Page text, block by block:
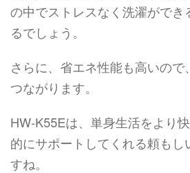
の中でストレスなく洗濯がで
るでしょう。
さらに、省エネ性能も高いので
つながります。
HW-K55Eは、単身生活をより
的にサポートしてくれる頼も
すね。